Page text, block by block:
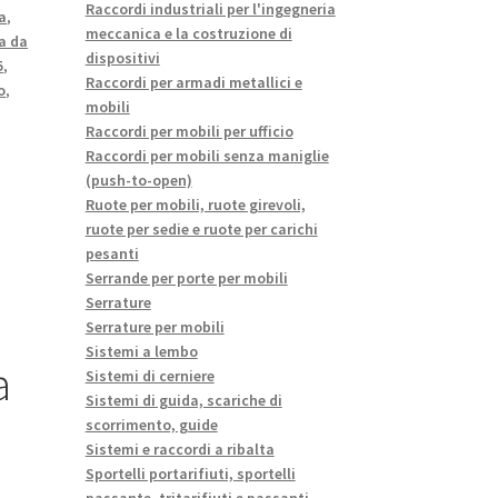
,
da
,
,
Raccordi industriali per l'ingegneria
meccanica e la costruzione di
dispositivi
Raccordi per armadi metallici e
mobili
Raccordi per mobili per ufficio
Raccordi per mobili senza maniglie
(push-to-open)
Ruote per mobili, ruote girevoli,
ruote per sedie e ruote per carichi
pesanti
Serrande per porte per mobili
Serrature
Serrature per mobili
Sistemi a lembo
Sistemi di cerniere
Sistemi di guida, scariche di
scorrimento, guide
Sistemi e raccordi a ribalta
Sportelli portarifiuti, sportelli